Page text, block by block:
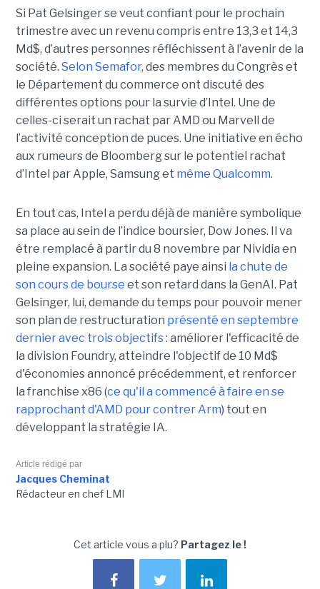
Si Pat Gelsinger se veut confiant pour le prochain
trimestre avec un revenu compris entre 13,3 et 14,3
Md$, d’autres personnes réfléchissent à l’avenir de la
société. Selon Semafor, des membres du Congrès et
le Département du commerce ont discuté des
différentes options pour la survie d’Intel. Une de
celles-ci serait un rachat par AMD ou Marvell de
l’activité conception de puces. Une initiative en écho
aux rumeurs de Bloomberg sur le potentiel rachat
d’Intel par Apple, Samsung et même Qualcomm.
En tout cas, Intel a perdu déjà de manière symbolique
sa place au sein de l’indice boursier, Dow Jones. Il va
être remplacé à partir du 8 novembre par Nividia en
pleine expansion. La société paye ainsi la chute de
son cours de bourse et son retard dans la GenAI. Pat
Gelsinger, lui, demande du temps pour pouvoir mener
son plan de restructuration présenté en septembre
dernier avec trois objectifs: améliorer l'efficacité de
la division Foundry, atteindre l'objectif de 10 Md$
d'économies annoncé précédemment, et renforcer
la franchise x86 (ce qu'il a commencé à faire en se
rapprochant d'AMD pour contrer Arm) tout en
développant la stratégie IA.
Article rédigé par
Jacques Cheminat
Rédacteur en chef LMI
Cet article vous a plu? Partagez le !